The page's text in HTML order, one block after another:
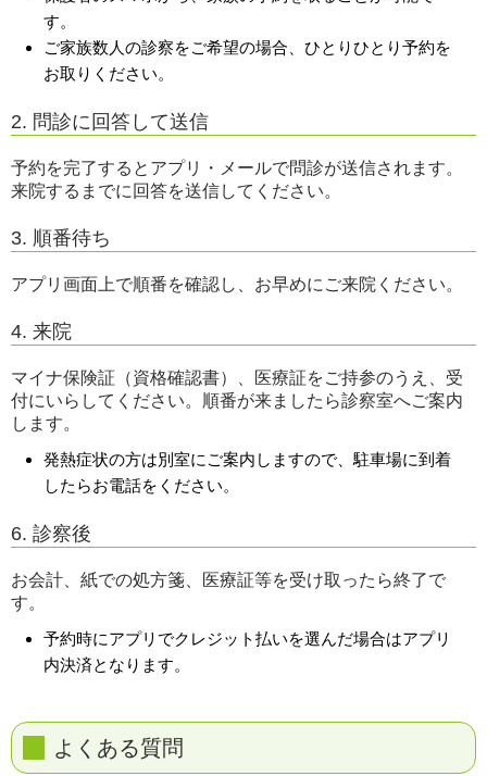
す。
ご家族数人の診察をご希望の場合、ひとりひとり予約を
お取りください。
2. 問診に回答して送信
予約を完了するとアプリ・メールで問診が送信されます。
来院するまでに回答を送信してください。
3. 順番待ち
アプリ画面上で順番を確認し、お早めにご来院ください。
4. 来院
マイナ保険証（資格確認書）、医療証をご持参のうえ、受
付にいらしてください。順番が来ましたら診察室へご案内
します。
発熱症状の方は別室にご案内しますので、駐車場に到着
したらお電話をください。
6. 診察後
お会計、紙での処方箋、医療証等を受け取ったら終了で
す。
予約時にアプリでクレジット払いを選んだ場合はアプリ
内決済となります。
よくある質問